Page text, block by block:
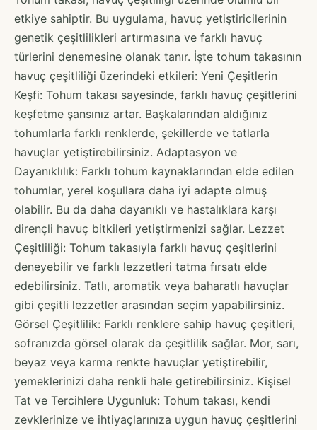
etkiye sahiptir. Bu uygulama, havuç yetiştiricilerinin
genetik çeşitlilikleri artırmasına ve farklı havuç
türlerini denemesine olanak tanır. İşte tohum takasının
havuç çeşitliliği üzerindeki etkileri: Yeni Çeşitlerin
Keşfi: Tohum takası sayesinde, farklı havuç çeşitlerini
keşfetme şansınız artar. Başkalarından aldığınız
tohumlarla farklı renklerde, şekillerde ve tatlarla
havuçlar yetiştirebilirsiniz. Adaptasyon ve
Dayanıklılık: Farklı tohum kaynaklarından elde edilen
tohumlar, yerel koşullara daha iyi adapte olmuş
olabilir. Bu da daha dayanıklı ve hastalıklara karşı
dirençli havuç bitkileri yetiştirmenizi sağlar. Lezzet
Çeşitliliği: Tohum takasıyla farklı havuç çeşitlerini
deneyebilir ve farklı lezzetleri tatma fırsatı elde
edebilirsiniz. Tatlı, aromatik veya baharatlı havuçlar
gibi çeşitli lezzetler arasından seçim yapabilirsiniz.
Görsel Çeşitlilik: Farklı renklere sahip havuç çeşitleri,
sofranızda görsel olarak da çeşitlilik sağlar. Mor, sarı,
beyaz veya karma renkte havuçlar yetiştirebilir,
yemeklerinizi daha renkli hale getirebilirsiniz. Kişisel
Tat ve Tercihlere Uygunluk: Tohum takası, kendi
zevklerinize ve ihtiyaçlarınıza uygun havuç çeşitlerini